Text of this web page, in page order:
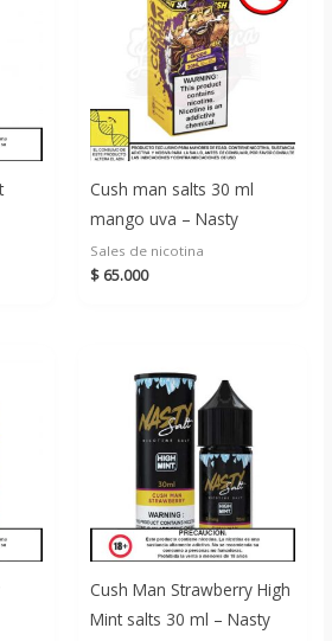
Cush man salts 30 ml
mango uva – Nasty
Sales de nicotina
$ 65.000
Cush Man Strawberry High
Mint salts 30 ml – Nasty